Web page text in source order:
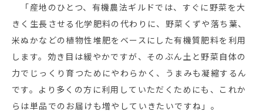
「産地のひとつ、有機農法ギルドでは、すぐに野菜を大
きく生長させる化学肥料の代わりに、野菜くずや落ち葉、
米ぬかなどの植物性堆肥をベースにした有機質肥料を利用
します。効き目は緩やかですが、そのぶん土と野菜自体の
力でじっくり育つためにやわらかく、うまみも凝縮するん
です。より多くの方に利用していただくためにも、これか
らは単品でのお届けも増やしていきたいですね」。